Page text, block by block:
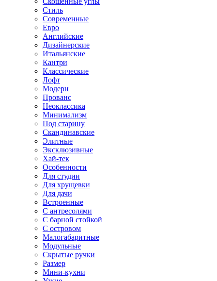
Стиль
Современные
Евро
Английские
Дизайнерские
Итальянские
Кантри
Классические
Лофт
Модерн
Прованс
Неоклассика
Минимализм
Под старину
Скандинавские
Элитные
Эксклюзивные
Хай-тек
Особенности
Для студии
Для хрущевки
Для дачи
Встроенные
С антресолями
С барной стойкой
С островом
Малогабаритные
Модульные
Скрытые ручки
Размер
Мини-кухни